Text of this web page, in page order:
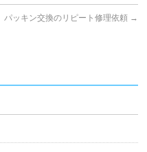
パッキン交換のリピート修理依頼 →